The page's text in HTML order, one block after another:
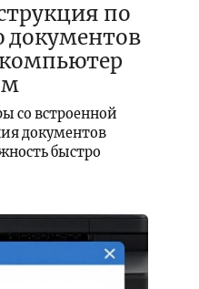
по
документов
со встроенной
документов
быстро